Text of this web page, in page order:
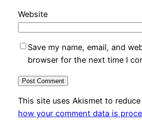
Website
Save my name, email, and
browser for the next time I
This site uses Akismet to
how your comment data is